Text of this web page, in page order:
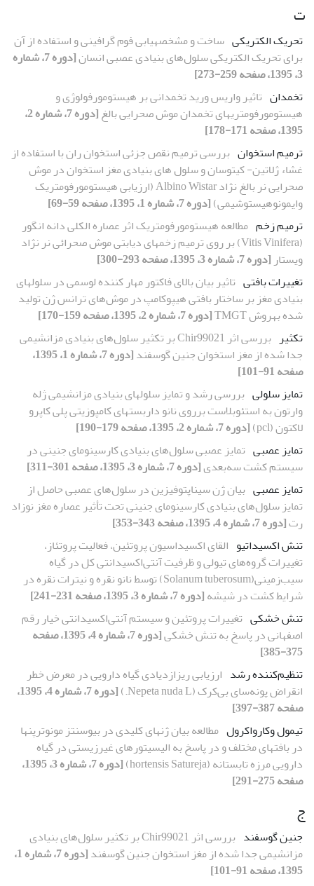
ت
تحریک الکتریکی ساخت و مشخصه‏یابی فوم گرافینی و استفاده از آن
برای تحریک الکتریکی سلول‌های بنیادی عصبی انسان
[دوره 7، شماره
3، 1395، صفحه 259-273]
تخمدان تاثیر واریس ورید تخمدانی بر هیستومورفولوژی و
هیستومورفومتری‏های تخمدان موش صحرایی بالغ
[دوره 7، شماره 2،
1395، صفحه 171-178]
ترمیم استخوان بررسی ترمیم نقص جزئی استخوان ران با استفاده از
غشاء ژلاتین- کیتوسان و سلول های بنیادی مغز استخوان در موش
صحرایی نر بالغ نژاد Albino Wistar (ارزیابی هیستومورفومتریک
وایمونوهیستوشیمی)[دوره 7، شماره 1، 1395، صفحه 59-69]
ترمیم زخم مطالعه هیستومورفومتریک اثر عصاره الکلی دانه انگور
(Vitis Vinifera) بر روی ترمیم زخم‏های دیابتی موش صحرائی نر نژاد
ویستار [دوره 7، شماره 3، 1395، صفحه 293-300]
تغییرات بافتی تاثیر بیان بالای فاکتور مهار کننده لوسمی در سلول‏های
بنیادی مغز بر ساختار بافتی هیپوکامپ در موش‌های ترانس ژن تولید
شده به‏روش TMGT
[دوره 7، شماره 2، 1395، صفحه 159-170]
تکثیر
بررسی اثر Chir99021 بر تکثیر سلول‌های بنیادی مزانشیمی
جدا شده از مغز استخوان جنین گوسفند
[دوره 7، شماره 1، 1395،
صفحه 91-101]
تمایز سلولی بررسی رشد و تمایز سلول‏های بنیادی مزانشیمی ژله
وارتون به استئوبلاست برروی نانو داربست‏های کامپوزیتی پلی کاپرو
لاکتون (pcl)
[دوره 7، شماره 2، 1395، صفحه 179-190]
تمایز عصبی تمایز عصبی سلول‌های بنیادی کارسینومای جنینی در
سیستم کشت سه‌بعدی[دوره 7، شماره 3، 1395، صفحه 301-311]
تمایز عصبی بیان ژن‌ سیناپتوفیزین در سلول‌های عصبی حاصل از
تمایز سلول‌های بنیادی کارسینومای جنینی تحت تأثیر عصاره مغز نوزاد
رت[دوره 7، شماره 4، 1395، صفحه 343-353]
تنش اکسیداتیو القای اکسیداسیون پروتئین‌، فعالیت پروتئاز،
تغییرات گروه‌های تیولی و ظرفیت آنتی‌اکسیدانتی کل در گیاه
سیب‌زمینی(Solanum tuberosum) توسط نانو نقره و نیترات نقره در
شرایط کشت در شیشه[دوره 7، شماره 3، 1395، صفحه 231-241]
تنش خشکی تغییرات پروتئین و سیستم آنتی‌اکسیدانتی خیار‌ رقم
اصفهانی در پاسخ به تنش خشکی
[دوره 7، شماره 4، 1395، صفحه
375-385]
تنظیم‌کننده رشد ارزیابی ریزازدیادی گیاه دارویی در معرض خطر
انقراض پونه‌سای بی‌کرک (Nepeta nuda L.)
[دوره 7، شماره 4، 1395،
صفحه 387-397]
تیمول وکارواکرول مطالعه بیان ژن‏های کلیدی در بیوسنتز مونوترپن‏ها
در بافت‏های مختلف و در پاسخ به الیسیتورهای غیرزیستی در گیاه
دارویی مرزه تابستانه (hortensis Satureja)
[دوره 7، شماره 3، 1395،
صفحه 275-291]
ج
جنین گوسفند
بررسی اثر Chir99021 بر تکثیر سلول‌های بنیادی
مزانشیمی جدا شده از مغز استخوان جنین گوسفند
[دوره 7، شماره 1،
1395، صفحه 91-101]